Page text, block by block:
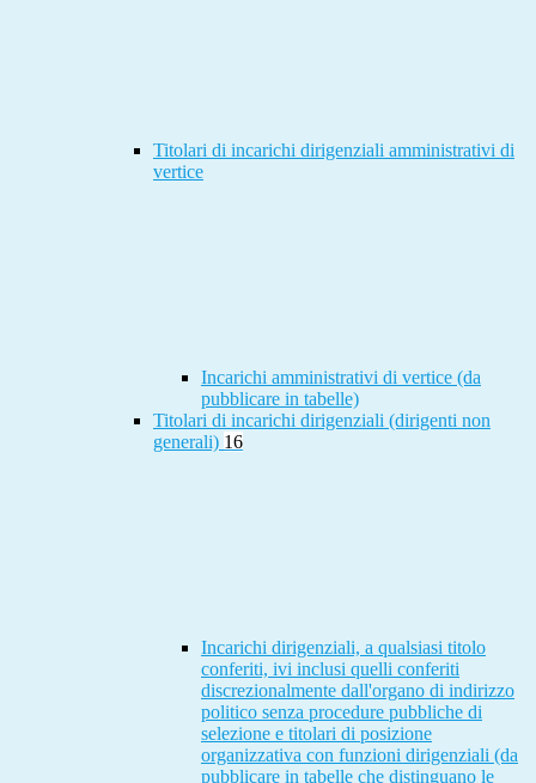
Titolari di incarichi dirigenziali amministrativi di
vertice
Incarichi amministrativi di vertice (da
pubblicare in tabelle)
Titolari di incarichi dirigenziali (dirigenti non
generali) 16
Incarichi dirigenziali, a qualsiasi titolo
conferiti, ivi inclusi quelli conferiti
discrezionalmente dall'organo di indirizzo
politico senza procedure pubbliche di
selezione e titolari di posizione
organizzativa con funzioni dirigenziali (da
pubblicare in tabelle che distinguano le